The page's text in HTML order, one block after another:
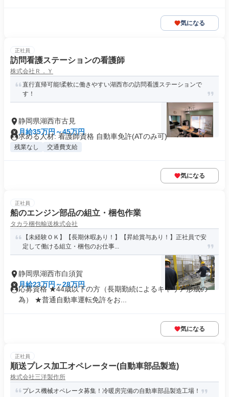
気になる
正社員
訪問看護ステーションの看護師
株式会社Ｒ．Ｙ
直行直帰可能!柔軟に働きやすい湖西市の訪問看護ステーションで
す！
静岡県湖西市古見
月給35万円～45万円
求める人材: 看護師資格 自動車免許(ATのみ可)
残業なし 交通費支給
気になる
正社員
船のエンジン部品の組立・梱包作業
タカラ梱包輸送株式会社
【未経験ＯＫ】【長期休暇あり！】【昇給賞与あり！】正社員で安
定して働ける組立・梱包のお仕事...
静岡県湖西市白須賀
月給23万円～28万円
応募資格 ★44歳以下の方（長期勤続によるキャリア形成の
為） ★普通自動車運転免許をお...
気になる
正社員
順送プレス加工オペレーター(自動車部品製造)
株式会社三洋製作所
プレス機械オペレータ募集！冷暖房完備の自動車部品製造工場！